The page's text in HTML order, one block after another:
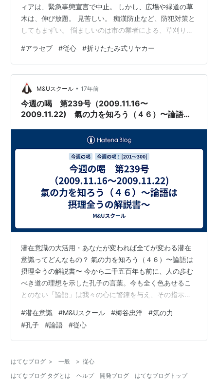
ィアは、緊急事態宣言で中止。 しかし、広場や緑道の草
木は、伸び放題。 見苦しい。 痴漢防止など、防犯対策と
してもまずい。 悩ましいのは市の業者による、草刈り・
とで、みんなにメールを送信しました。 ５月末のボラン
ティアに「参加する」という返信は５人だけ。 しかし、
10人も集まりました。 集会所前広場の草刈りは、混合油
エンジンの草刈り機で。 里山ボランティアをやっている
メンバーが、一人で刈りました。 他のメンバーは、電動
トリマーで灌木剪定と…
#アラセブ #従心 #折りたたみ式リヤカー
M&Uスクール • 17年前
今週の喝 第239号（2009.11.16〜
2009.11.22) 氣の力を知ろう（４６）〜論語は
潜在意識の大活用・あなたが変われば全てが変わる潜在
意識ってどんなもの？ 氣の力を知ろう（４６）〜論語は
摂理全うの解説書〜 今から二千五百年も前に、人の歩む
べき道の理想を示した孔子の言葉。今も全く色あせるこ
とのない「論語」は我々の心に警鐘を与え、その指示通
しい人生を全うすることが出来るのです。 さて、人生と
いうものは誰もがみんな、どの世代に於いても初体験で
あり、過ぎ去った日々はその人間に独自の“経験と勘”を育
に、その時代の制度、どこで生まれどのように育ったか
という環境、そして、誰の子供として生…
#潜在意識 #M&Uスクール #梅谷忠洋 #気の力
#孔子 #論語 #従心
はてなブログ > 一般 > 従心
はてなブログ タグとは
ヘルプ 開発ブログ はてなブログトップ